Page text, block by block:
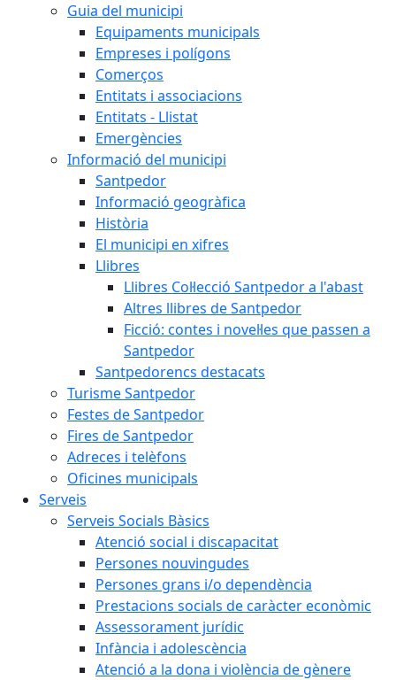
Guia del municipi
Equipaments municipals
Empreses i polígons
Comerços
Entitats i associacions
Entitats - Llistat
Emergències
Informació del municipi
Santpedor
Informació geogràfica
Història
El municipi en xifres
Llibres
Llibres Col·lecció Santpedor a l'abast
Altres llibres de Santpedor
Ficció: contes i novel·les que passen a
Santpedor
Santpedorencs destacats
Turisme Santpedor
Festes de Santpedor
Fires de Santpedor
Adreces i telèfons
Oficines municipals
Serveis
Serveis Socials Bàsics
Atenció social i discapacitat
Persones nouvingudes
Persones grans i/o dependència
Prestacions socials de caràcter econòmic
Assessorament jurídic
Infància i adolescència
Atenció a la dona i violència de gènere